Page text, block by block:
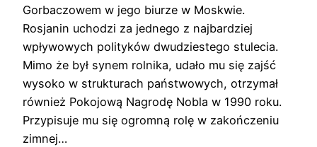
Gorbaczowem w jego biurze w Moskwie.
Rosjanin uchodzi za jednego z najbardziej
wpływowych polityków dwudziestego stulecia.
Mimo że był synem rolnika, udało mu się zajść
wysoko w strukturach państwowych, otrzymał
również Pokojową Nagrodę Nobla w 1990 roku.
Przypisuje mu się ogromną rolę w zakończeniu
zimnej…